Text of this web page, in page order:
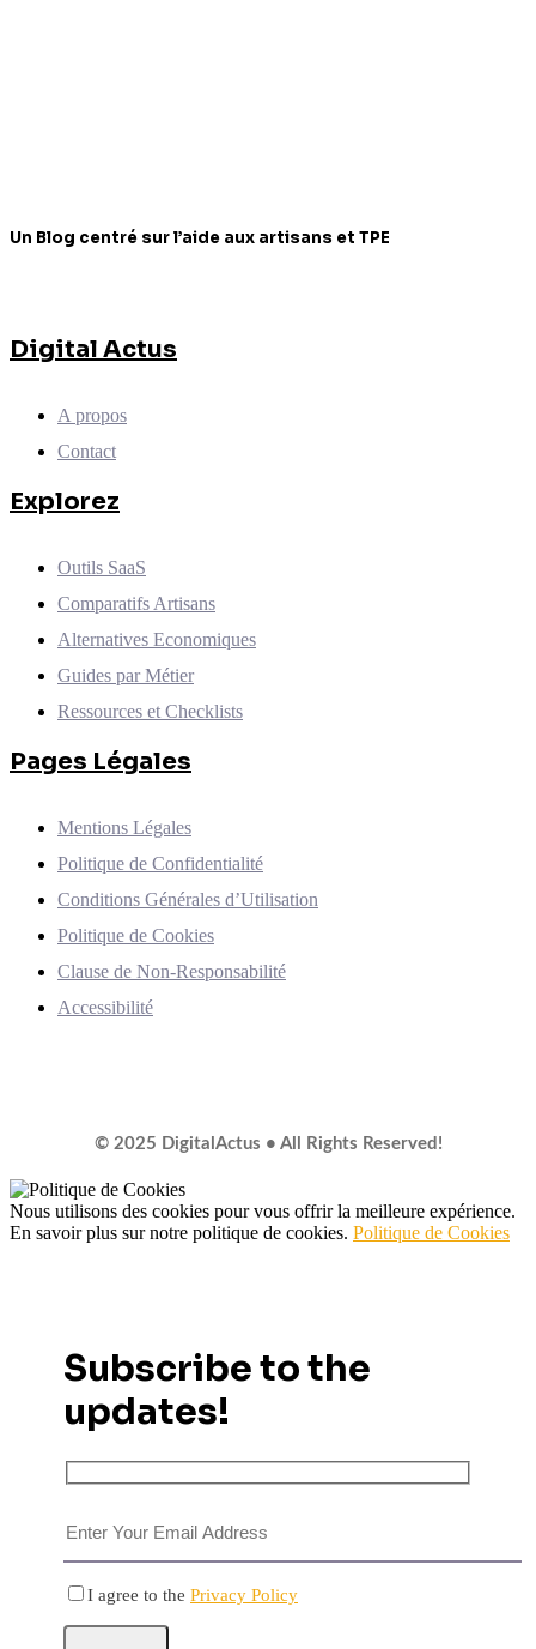
Un Blog centré sur l’aide aux artisans et TPE
Digital Actus
A propos
Contact
Explorez
Outils SaaS
Comparatifs Artisans
Alternatives Economiques
Guides par Métier
Ressources et Checklists
Pages Légales
Mentions Légales
Politique de Confidentialité
Conditions Générales d’Utilisation
Politique de Cookies
Clause de Non-Responsabilité
Accessibilité
© 2025 DigitalActus • All Rights Reserved!
Nous utilisons des cookies pour vous offrir la meilleure expérience.
En savoir plus sur notre politique de cookies. Politique de Cookies
Subscribe to the
updates!
I agree to the Privacy Policy